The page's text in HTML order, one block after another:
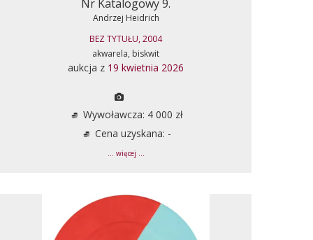
Nr Katalogowy 9.
Andrzej Heidrich
BEZ TYTUŁU, 2004
akwarela, biskwit
aukcja z 19 kwietnia 2026
Wywoławcza: 4 000 zł
Cena uzyskana: -
... więcej ...